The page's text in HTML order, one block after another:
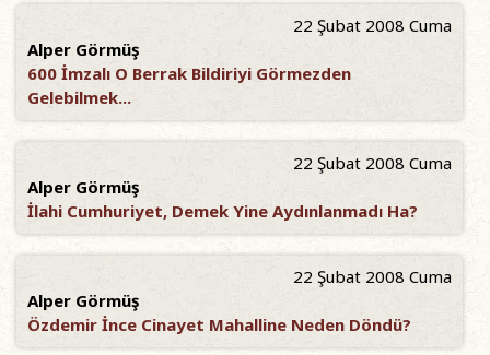
22 Şubat 2008 Cuma
Alper Görmüş
600 İmzalı O Berrak Bildiriyi Görmezden
Gelebilmek...
22 Şubat 2008 Cuma
Alper Görmüş
İlahi Cumhuriyet, Demek Yine Aydınlanmadı Ha?
22 Şubat 2008 Cuma
Alper Görmüş
Özdemir İnce Cinayet Mahalline Neden Döndü?